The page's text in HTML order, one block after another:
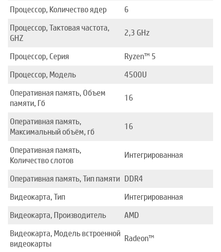
Процессор, Количество ядер
6
Процессор, Тактовая частота,
GHZ
2,3 GHz
Процессор, Серия
Ryzen™ 5
Процессор, Модель
4500U
Оперативная память, Объем
памяти, Гб
16
Оперативная память,
Максимальный объём, гб
16
Оперативная память,
Количество слотов
Интегрированная
Оперативная память, Тип памяти DDR4
Видеокарта, Тип
Интегрированная
Видеокарта, Производитель
AMD
Видеокарта, Модель встроенной
видеокарты
Radeon™